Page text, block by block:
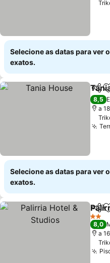
Selecione as datas para ver
exatos.
8,5
a
Selecione as datas para ver
exatos.
2
8,0
a